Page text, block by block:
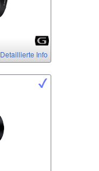
Detaillierte Info